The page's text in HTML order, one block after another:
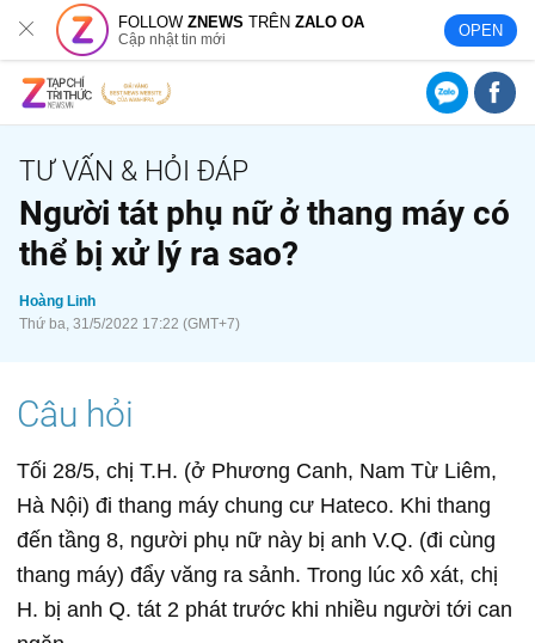
FOLLOWZNEWS TRÊNZALO OA
Cập nhật tin mới OPEN
Người tát phụ nữ ở thang máy có
thể bị xử lý ra sao?
Hoàng Linh
Thứ ba, 31/5/2022 17:22 (GMT+7)
Tối 28/5, chị T.H. (ở Phương Canh, Nam Từ Liêm,
Hà Nội) đi thang máy chung cư Hateco. Khi thang
đến tầng 8, người phụ nữ này bị anh V.Q. (đi cùng
thang máy) đẩy văng ra sảnh. Trong lúc xô xát, chị
H. bị anh Q. tát 2 phát trước khi nhiều người tới can